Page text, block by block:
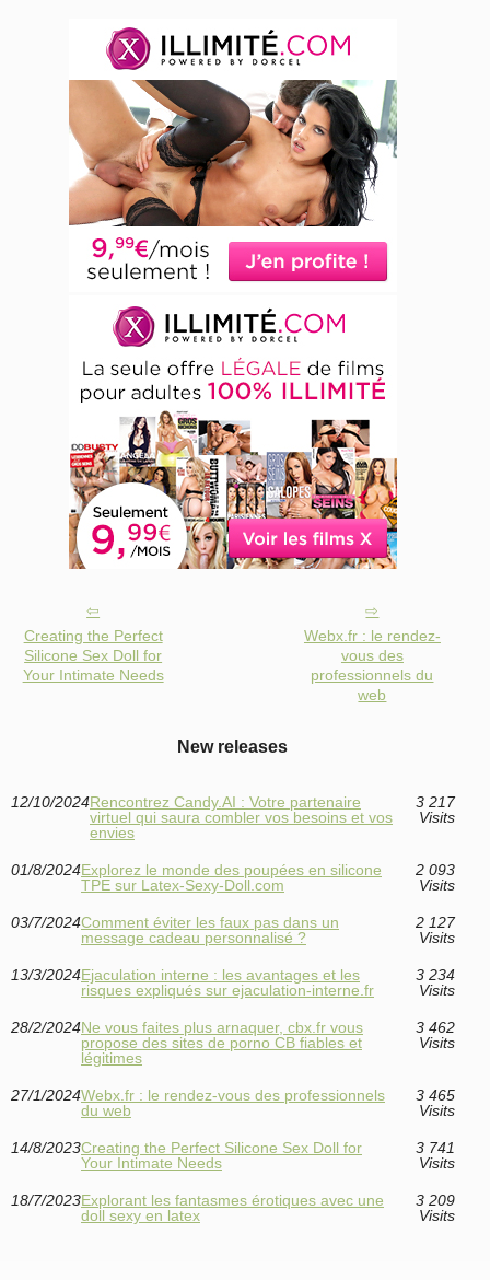
Creating the Perfect
Silicone Sex Doll for
Your Intimate Needs
Webx.fr : le rendez-
vous des
professionnels du
web
New releases
12/10/2024Rencontrez Candy.AI : Votre partenaire
virtuel qui saura combler vos besoins et vos
envies
3 217
Visits
01/8/2024Explorez le monde des poupées en silicone
TPE sur Latex-Sexy-Doll.com
2 093
Visits
03/7/2024Comment éviter les faux pas dans un
message cadeau personnalisé ?
2 127
Visits
13/3/2024Ejaculation interne : les avantages et les
risques expliqués sur ejaculation-interne.fr
3 234
Visits
28/2/2024Ne vous faites plus arnaquer, cbx.fr vous
propose des sites de porno CB fiables et
légitimes
3 462
Visits
27/1/2024Webx.fr : le rendez-vous des professionnels
du web
3 465
Visits
14/8/2023Creating the Perfect Silicone Sex Doll for
Your Intimate Needs
3 741
Visits
18/7/2023Explorant les fantasmes érotiques avec une
doll sexy en latex
3 209
Visits